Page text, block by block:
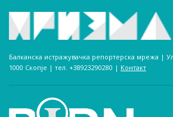
Балканска истражувачка репортерска мрежа |
1000 Скопје | тел. +38923290280­ | Контакт